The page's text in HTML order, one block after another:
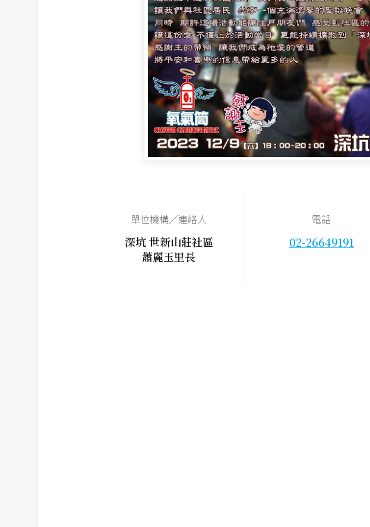
單位機構／連絡人
深坑 世新山莊社區
蕭麗玉里長
電話
02-26649191